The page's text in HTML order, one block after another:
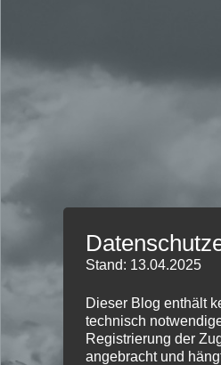
Stand: 13.04.2025
Dieser Blog enthält
technisch
Registrierung der
angebracht und